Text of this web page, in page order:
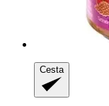
Cesta